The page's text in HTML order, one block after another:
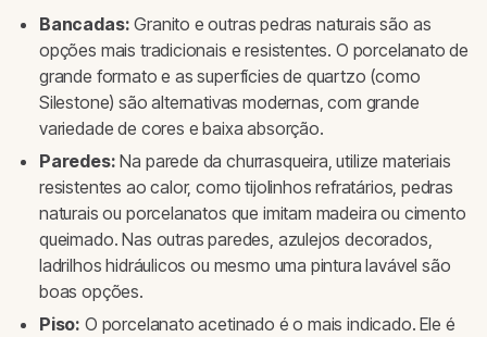
Bancadas: Granito e outras pedras naturais são as
opções mais tradicionais e resistentes. O porcelanato de
grande formato e as superfícies de quartzo (como
Silestone) são alternativas modernas, com grande
variedade de cores e baixa absorção.
Paredes: Na parede da churrasqueira, utilize materiais
resistentes ao calor, como tijolinhos refratários, pedras
naturais ou porcelanatos que imitam madeira ou cimento
queimado. Nas outras paredes, azulejos decorados,
ladrilhos hidráulicos ou mesmo uma pintura lavável são
boas opções.
Piso: O porcelanato acetinado é o mais indicado. Ele é